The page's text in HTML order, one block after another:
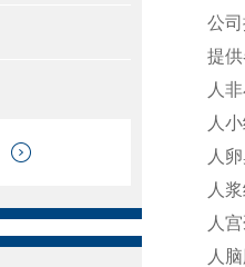
公
提
人
人
人
人
人
人